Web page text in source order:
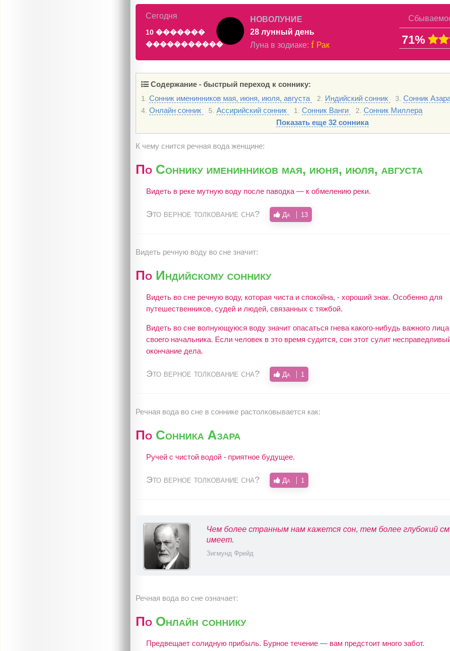
Сегодня
10 �������
�����������
НОВОЛУНИЕ
28 лунный день
Луна в зодиаке: f Рак 71%
Содержание - быстрый переход к соннику:
1. Сонник именинников мая, июня, июля, августа 2. Индийский сонник 3. Сонник
4. Онлайн сонник 5. Ассирийский сонник 1. Сонник Ванги 2. Сонник Миллера
Показать еще 32 сонника
К чему снится речная вода женщине:
По Соннику именинников мая, июня, июля, августа
Видеть в реке мутную воду после паводка — к обмелению реки.
Это верное толкование сна? Да 13
Видеть речную воду во сне значит:
По Индийскому соннику
Видеть во сне речную воду, которая чиста и спокойна, - хороший знак. Особенно для
путешественников, судей и людей, связанных с тяжбой.
Видеть во сне волнующуюся воду значит опасаться гнева какого-нибудь важного
своего начальника. Если человек в это время судится, сон этот сулит
окончание дела.
Это верное толкование сна? Да 1
Речная вода во сне в соннике растолковывается как:
По Сонника Азара
Ручей с чистой водой - приятное будущее.
Это верное толкование сна? Да 1
Чем более странным нам кажется сон, тем более глубокий
имеет.
Зигмунд Фрейд
Речная вода во сне означает:
По Онлайн соннику
Предвещает солидную прибыль. Бурное течение — вам предстоит много забот.